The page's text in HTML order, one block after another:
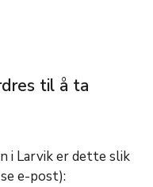
til å ta
i Larvik er dette slik
e-post):